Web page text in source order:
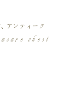
アンティーク
chest